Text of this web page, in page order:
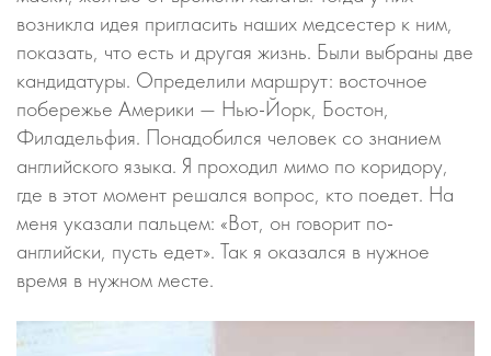
возникла идея пригласить наших медсестер к ним,
показать, что есть и другая жизнь. Были выбраны две
кандидатуры. Определили маршрут: восточное
побережье Америки — Нью-Йорк, Бостон,
Филадельфия. Понадобился человек со знанием
английского языка. Я проходил мимо по коридору,
где в этот момент решался вопрос, кто поедет. На
меня указали пальцем: «Вот, он говорит по-
английски, пусть едет». Так я оказался в нужное
время в нужном месте.